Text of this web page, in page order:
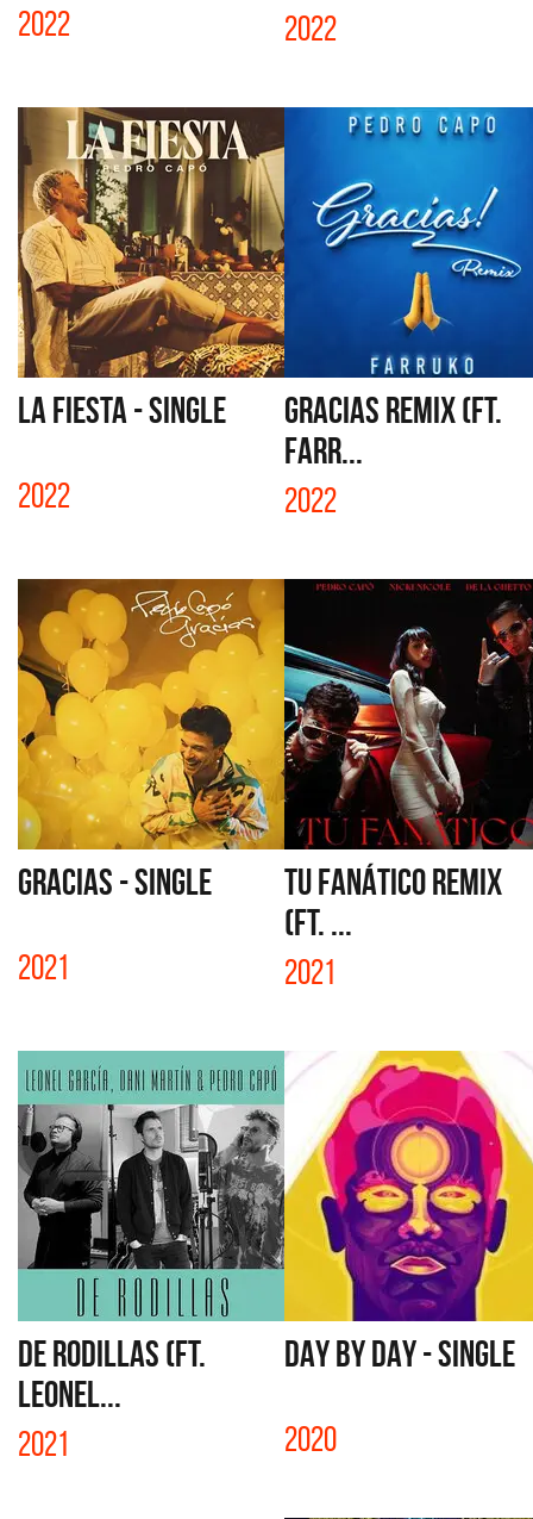
2022 2022
LA FIESTA - SINGLE
2022
GRACIAS REMIX (FT.
FARR...
2022
GRACIAS - SINGLE
2021
TU FANÁTICO REMIX
(FT. ...
2021
DE RODILLAS (FT.
LEONEL...
2021
DAY BY DAY - SINGLE
2020